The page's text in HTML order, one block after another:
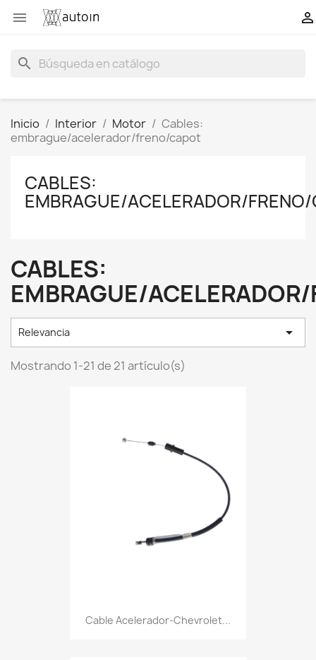
 
search
Inicio Interior Motor
Cables:
embrague/acelerador/freno/capot
CABLES:
EMBRAGUE/ACELERADOR/
CABLES:
EMBRAGUE/
Relevancia 
Mostrando 1-21 de 21 artículo(s)
Cable Acelerador-Chevrolet...